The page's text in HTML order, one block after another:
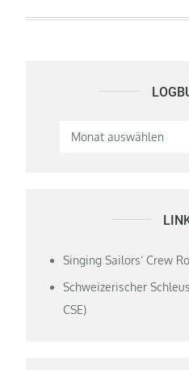
Singing Sailors‘ Crew
Schweizerischer
CSE)